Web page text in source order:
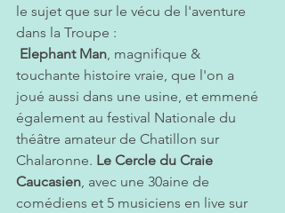
le sujet que sur le vécu de l'aventure
dans la Troupe :
Elephant Man, magnifique &
touchante histoire vraie, que l'on a
joué aussi dans une usine, et emmené
également au festival Nationale du
théâtre amateur de Chatillon sur
Chalaronne. Le Cercle du Craie
Caucasien, avec une 30aine de
comédiens et 5 musiciens en live sur